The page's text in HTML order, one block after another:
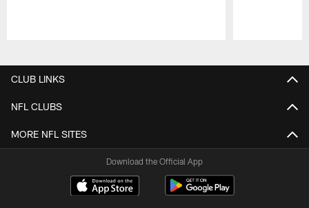
CLUB LINKS
NFL CLUBS
MORE NFL SITES
Download the Official App